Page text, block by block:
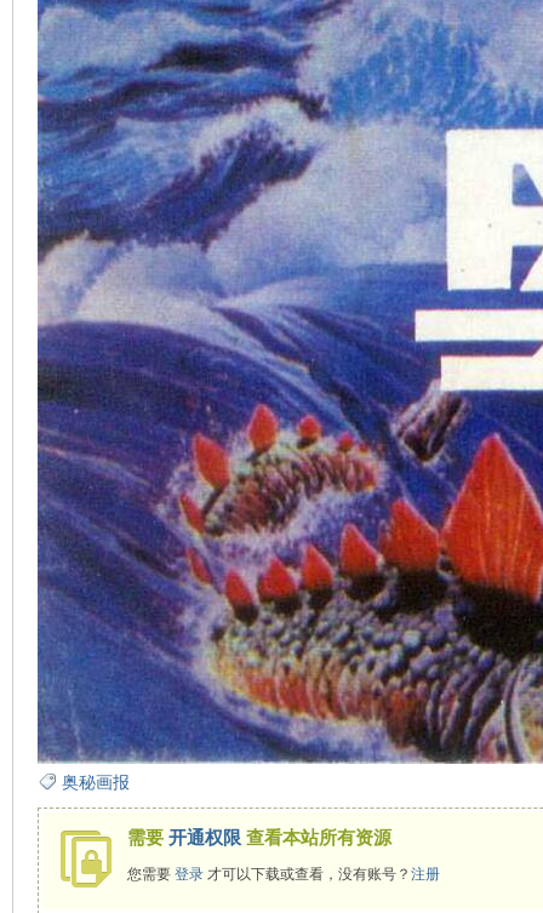
奥秘画报
需要 开通权限 查看本站所有资源
您需要 登录才可以下载或查看，没有账号？ 注册